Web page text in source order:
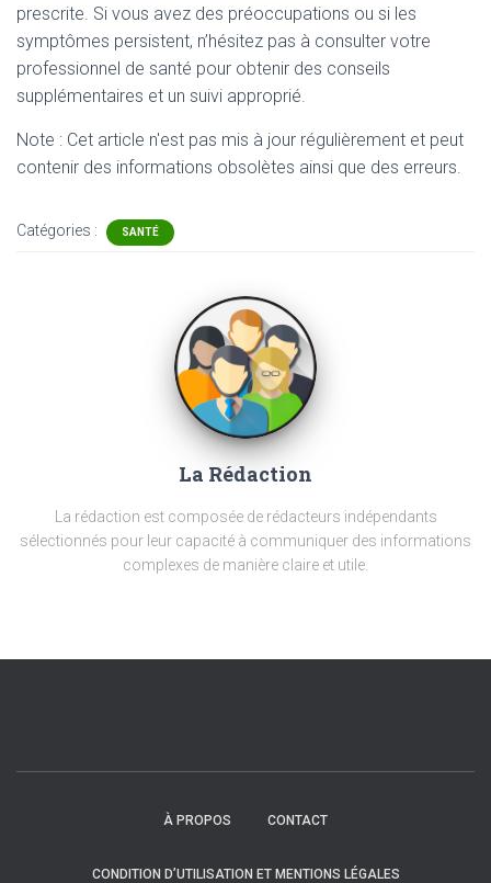
prescrite. Si vous avez des préoccupations ou si les
symptômes persistent, n’hésitez pas à consulter votre
professionnel de santé pour obtenir des conseils
supplémentaires et un suivi approprié.
Note : Cet article n'est pas mis à jour régulièrement et peut
contenir des informations obsolètes ainsi que des erreurs.
Catégories : SANTÉ
La Rédaction
La rédaction est composée de rédacteurs indépendants
sélectionnés pour leur capacité à communiquer des informations
complexes de manière claire et utile.
À PROPOS CONTACT
CONDITION D’UTILISATION ET MENTIONS LÉGALES